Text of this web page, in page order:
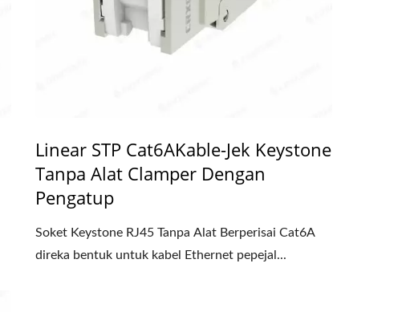
Linear STP Cat6AKable-Jek Keystone
Tanpa Alat Clamper Dengan
Pengatup
Soket Keystone RJ45 Tanpa Alat Berperisai Cat6A
direka bentuk untuk kabel Ethernet pepejal...